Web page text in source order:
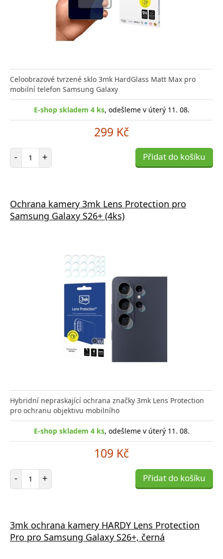
Celoobrazové tvrzené sklo 3mk HardGlass Matt Max pro
mobilní telefon Samsung Galaxy
E-shop skladem 4 ks, odešleme v úterý 11. 08.
299 Kč
- Počet položek
+ Přidat do košíku
Ochrana kamery 3mk Lens Protection pro
Samsung Galaxy S26+ (4ks)
Hybridní nepraskající ochrana značky 3mk Lens Protection
pro ochranu objektivu mobilního
E-shop skladem 4 ks, odešleme v úterý 11. 08.
109 Kč
- Počet položek
+ Přidat do košíku
3mk ochrana kamery HARDY Lens Protection
Pro pro Samsung Galaxy S26+, černá